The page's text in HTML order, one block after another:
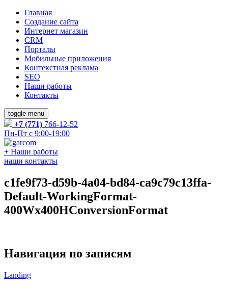
Главная
Создание сайта
Интернет магазин
CRM
Порталы
Мобильные приложения
Контекстная реклама
SEO
Наши работы
Контакты
toggle menu
+7 (771) 766-12-52
Пн-Пт с 9:00-19:00
+ Наши работы
наши контакты
c1fe9f73-d59b-4a04-bd84-ca9c79c13ffa-
Default-WorkingFormat-
400Wx400HConversionFormat
Навигация по записям
Landing